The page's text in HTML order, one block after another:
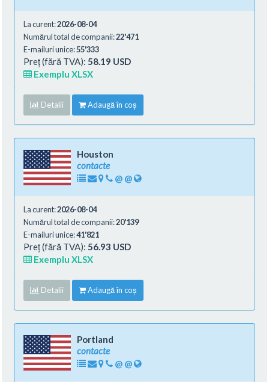
La curent:2026-08-04
Numărul total de companii:22'471
E-mailuri unice:55'333
Preț (fără TVA): 58.19 USD
Exemplu XLSX
Detalii Adaugă în coș
Houston
contacte
@ @
La curent:2026-08-04
Numărul total de companii:20'139
E-mailuri unice:41'821
Preț (fără TVA): 56.93 USD
Exemplu XLSX
Detalii Adaugă în coș
Portland
contacte
@ @